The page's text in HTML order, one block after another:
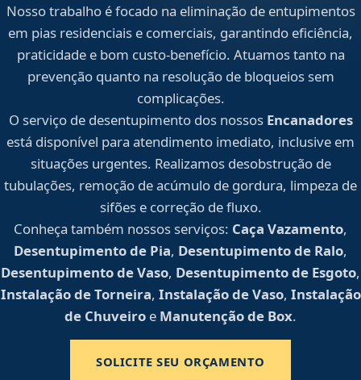
Nosso trabalho é focado na eliminação de entupimentos
em pias residenciais e comerciais, garantindo eficiência,
praticidade e bom custo-benefício. Atuamos tanto na
prevenção quanto na resolução de bloqueios sem
complicações.
O serviço de desentupimento dos nossos Encanadores
está disponível para atendimento imediato, inclusive em
situações urgentes. Realizamos desobstrução de
tubulações, remoção de acúmulo de gordura, limpeza de
sifões e correção de fluxo.
Conheça também nossos serviços: Caça Vazamento,
Desentupimento de Pia, Desentupimento de Ralo,
Desentupimento de Vaso, Desentupimento de Esgoto,
Instalação de Torneira, Instalação de Vaso, Instalação
de Chuveiro e Manutenção de Box.
SOLICITE SEU ORÇAMENTO